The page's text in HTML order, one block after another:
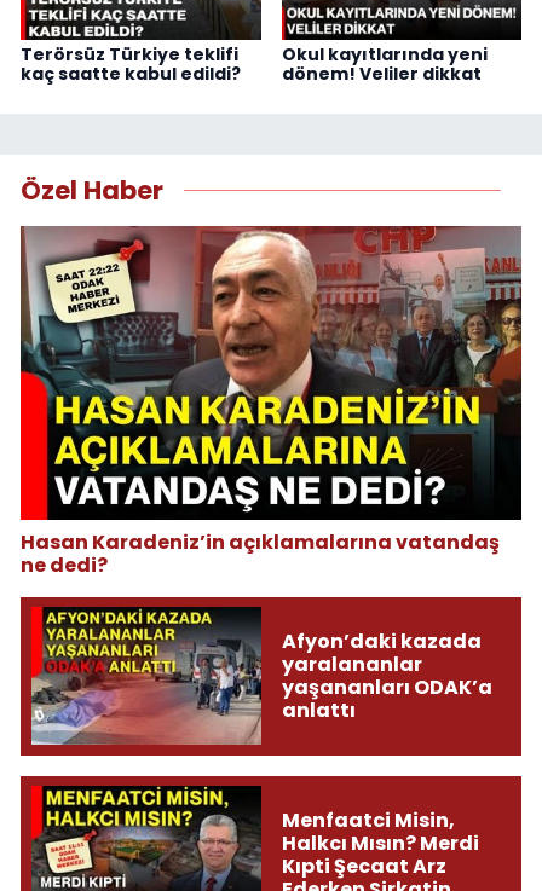
Terörsüz Türkiye teklifi
kaç saatte kabul edildi?
Okul kayıtlarında yeni
dönem! Veliler dikkat
Özel Haber
Hasan Karadeniz’in açıklamalarına vatandaş
ne dedi?
Afyon’daki kazada
yaralananlar
yaşananları ODAK’a
anlattı
Menfaatci Misin,
Halkcı Mısın? Merdi
Kıpti Şecaat Arz